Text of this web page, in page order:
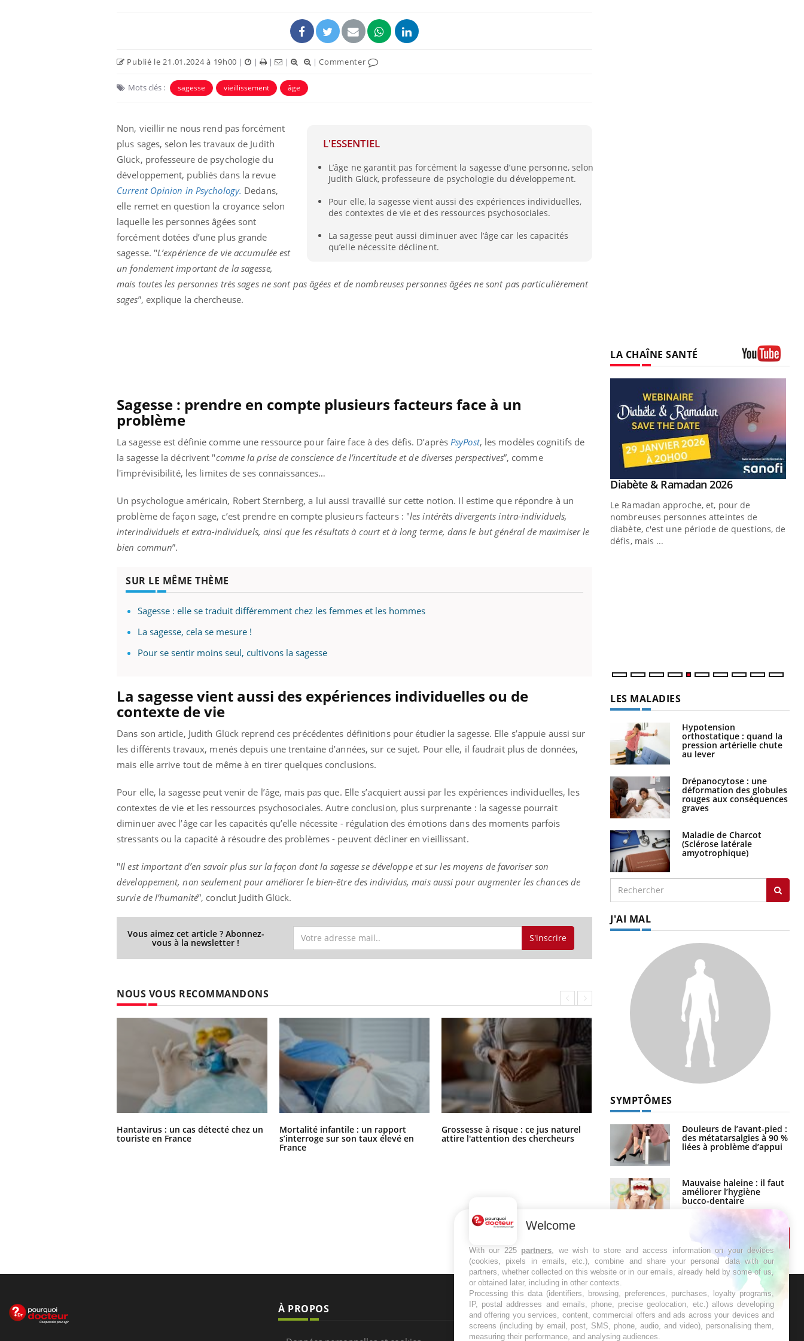
Publié le 21.01.2024 à 19h00 | | | | |Commenter
Mots clés : sagesse vieillissement âge
L'ESSENTIEL
L’âge ne garantit pas forcément la sagesse d’une personne, selon
Judith Glück, professeure de psychologie du développement.
Pour elle, la sagesse vient aussi des expériences individuelles,
des contextes de vie et des ressources psychosociales.
La sagesse peut aussi diminuer avec l’âge car les capacités
qu’elle nécessite déclinent.
Non, vieillir ne nous rend pas forcément
plus sages, selon les travaux de Judith
Glück, professeure de psychologie du
développement, publiés dans la revue
Current Opinion in Psychology. Dedans,
elle remet en question la croyance selon
laquelle les personnes âgées sont
forcément dotées d’une plus grande
sagesse. "L’expérience de vie accumulée est
un fondement important de la sagesse,
mais toutes les personnes très sages ne sont pas âgées et de nombreuses personnes âgées ne sont pas particulièrement
sages”, explique la chercheuse.
Sagesse : prendre en compte plusieurs facteurs face à un
problème
La sagesse est définie comme une ressource pour faire face à des défis. D’après PsyPost, les modèles cognitifs de
la sagesse la décrivent "comme la prise de conscience de l’incertitude et de diverses perspectives”, comme
l'imprévisibilité, les limites de ses connaissances…
Un psychologue américain, Robert Sternberg, a lui aussi travaillé sur cette notion. Il estime que répondre à un
problème de façon sage, c’est prendre en compte plusieurs facteurs : "les intérêts divergents intra-individuels,
interindividuels et extra-individuels, ainsi que les résultats à court et à long terme, dans le but général de maximiser le
bien commun”.
SUR LE MÊME THÈME
Sagesse : elle se traduit différemment chez les femmes et les hommes
La sagesse, cela se mesure !
Pour se sentir moins seul, cultivons la sagesse
La sagesse vient aussi des expériences individuelles ou de
contexte de vie
Dans son article, Judith Glück reprend ces précédentes définitions pour étudier la sagesse. Elle s’appuie aussi sur
les différents travaux, menés depuis une trentaine d’années, sur ce sujet. Pour elle, il faudrait plus de données,
mais elle arrive tout de même à en tirer quelques conclusions.
Pour elle, la sagesse peut venir de l’âge, mais pas que. Elle s’acquiert aussi par les expériences individuelles, les
contextes de vie et les ressources psychosociales. Autre conclusion, plus surprenante : la sagesse pourrait
diminuer avec l’âge car les capacités qu’elle nécessite - régulation des émotions dans des moments parfois
stressants ou la capacité à résoudre des problèmes - peuvent décliner en vieillissant.
"Il est important d’en savoir plus sur la façon dont la sagesse se développe et sur les moyens de favoriser son
développement, non seulement pour améliorer le bien-être des individus, mais aussi pour augmenter les chances de
survie de l’humanité”, conclut Judith Glück.
Vous aimez cet article ? Abonnez-
vous à la newsletter ! S'inscrire
NOUS VOUS RECOMMANDONS
Hantavirus : un cas détecté chez un
touriste en France
Mortalité infantile : un rapport
s’interroge sur son taux élevé en
France
Grossesse à risque : ce jus naturel
attire l'attention des chercheurs
Comment oublier les écrans en
vacances ?
LA CHAÎNE SANTÉ
osait en parler??Youtube
En 2026, l'insuline dans le diabète de type 2
reste entourée d'idées reçues chez les
préparer pour l’été !Youtube
L'été arrive… et avec lui, un tout nouveau
rythme de vie ! Vacances, plage, piscine,
soleil, activités en plein air… Nos mains
Youtube
Diabète & Ramadan 2026Youtube
Le Ramadan approche, et, pour de
nombreuses personnes atteintes de
diabète, c'est une période de questions, de
défis, mais ...
LES MALADIES
Hypotension
orthostatique : quand la
pression artérielle chute
au lever
Drépanocytose : une
déformation des globules
rouges aux conséquences
graves
Maladie de Charcot
(Sclérose latérale
amyotrophique)
J'AI MAL
SYMPTÔMES
Douleurs de l’avant-pied :
des métatarsalgies à 90 %
liées à problème d’appui
Mauvaise haleine : il faut
améliorer l’hygiène
bucco-dentaire
À PROPOS NEWSLETTER
Recevez toutes les semaines les meilleures
Welcome
With our 225 partners, we wish to store and access information on your devices
(cookies, pixels in emails, etc.), combine and share your personal data with our
partners, whether collected on this website or in our emails, already held by some of us,
or obtained later, including in other contexts.
Processing this data (identifiers, browsing, preferences, purchases, loyalty programs,
IP, postal addresses and emails, phone, precise geolocation, etc.) allows developing
and offering you services, content, commercial offers and ads across your devices and
screens (including by email, post, SMS, phone, audio, and video), personalising them,
measuring their performance, and analysing audiences.